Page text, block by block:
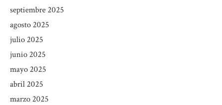
septiembre 2025
agosto 2025
julio 2025
junio 2025
mayo 2025
abril 2025
marzo 2025